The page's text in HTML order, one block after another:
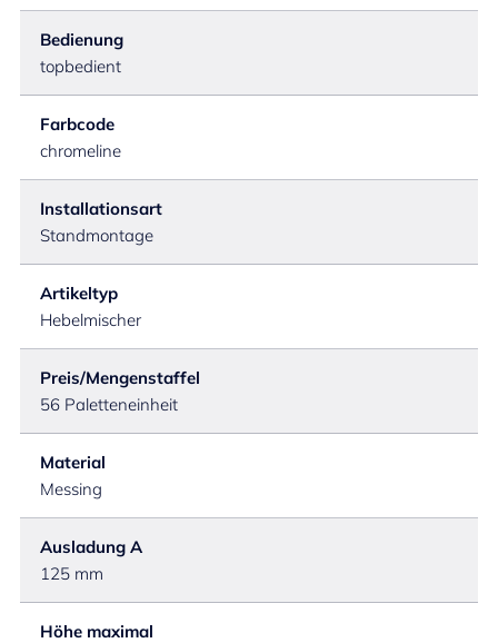
Bedienung
topbedient
Farbcode
chromeline
Installationsart
Standmontage
Artikeltyp
Hebelmischer
Preis/Mengenstaffel
56 Paletteneinheit
Material
Messing
Ausladung A
125 mm
Höhe maximal